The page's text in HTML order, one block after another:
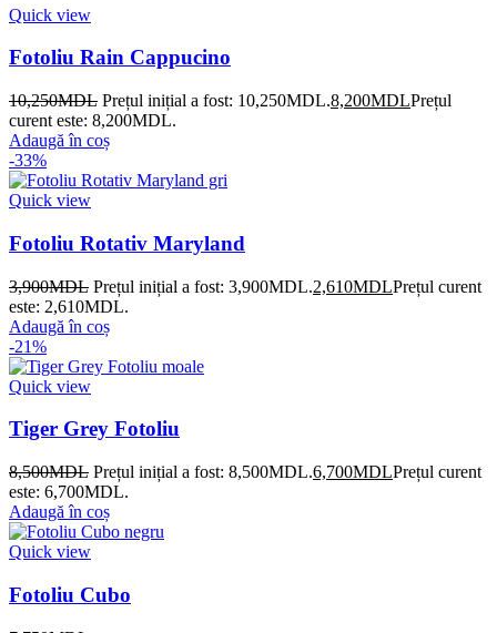
Quick view
Fotoliu Rain Cappucino
10,250MDL Prețul inițial a fost: 10,250MDL.8,200MDLPrețul
curent este: 8,200MDL.
Adaugă în coș
-33%
Quick view
Fotoliu Rotativ Maryland
3,900MDL Prețul inițial a fost: 3,900MDL.2,610MDLPrețul curent
este: 2,610MDL.
Adaugă în coș
-21%
Quick view
Tiger Grey Fotoliu
8,500MDL Prețul inițial a fost: 8,500MDL.6,700MDLPrețul curent
este: 6,700MDL.
Adaugă în coș
Quick view
Fotoliu Cubo